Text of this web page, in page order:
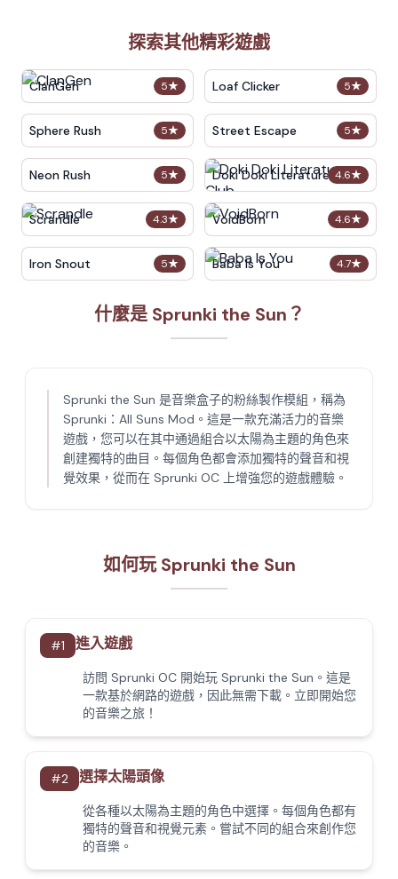
探索其他精彩遊戲
5★
ClanGen 5★
Loaf Clicker
5★
Sphere Rush 5★
Street Escape
5★
Neon Rush 4.6★
Doki Doki Literature Club
4.3★
Scrandle 4.6★
VoidBorn
5★
Iron Snout 4.7★
Baba Is You
什麼是 Sprunki the Sun？
Sprunki the Sun 是音樂盒子的粉絲製作模組，稱為
Sprunki：All Suns Mod。這是一款充滿活力的音樂
遊戲，您可以在其中通過組合以太陽為主題的角色來
創建獨特的曲目。每個角色都會添加獨特的聲音和視
覺效果，從而在 Sprunki OC 上增強您的遊戲體驗。
如何玩 Sprunki the Sun
#1 進入遊戲
訪問 Sprunki OC 開始玩 Sprunki the Sun。這是
一款基於網路的遊戲，因此無需下載。立即開始您
的音樂之旅！
#2 選擇太陽頭像
從各種以太陽為主題的角色中選擇。每個角色都有
獨特的聲音和視覺元素。嘗試不同的組合來創作您
的音樂。